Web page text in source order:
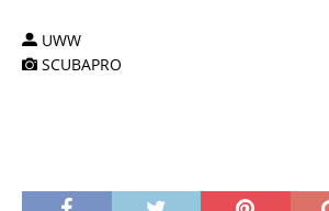
UWW
SCUBAPRO